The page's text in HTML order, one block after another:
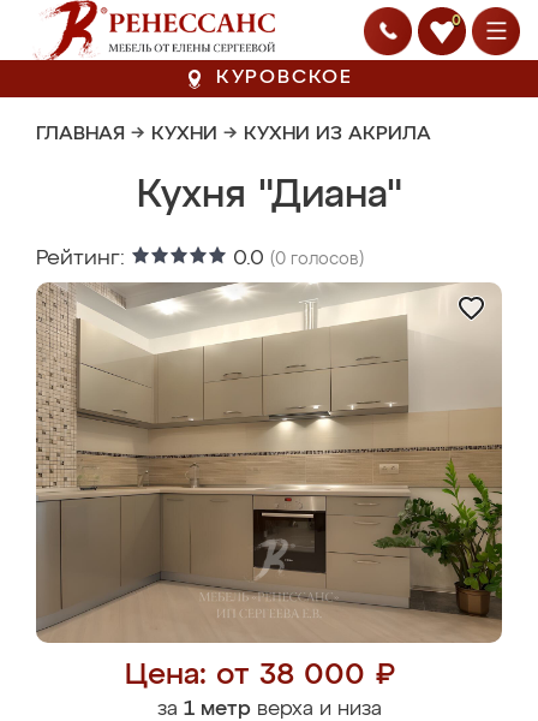
0
КУРОВСКОЕ
ГЛАВНАЯ → КУХНИ → КУХНИ ИЗ АКРИЛА
Кухня "Диана"
Рейтинг: 0.0 (0 голосов)
Цена: от 38 000 ₽
за 1 метрверха и низа